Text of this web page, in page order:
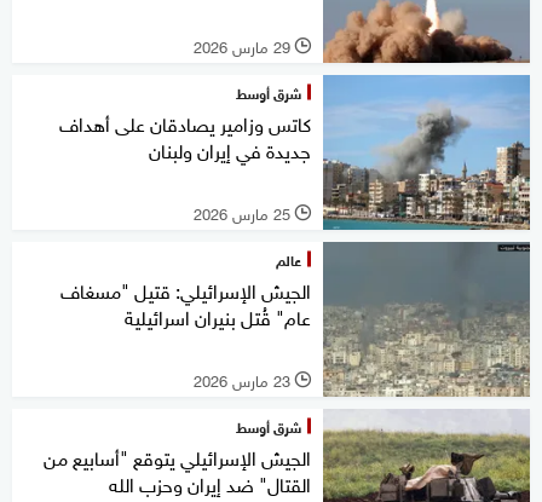
l 29 مارس 2026
شرق أوسط
كاتس وزامير يصادقان على أهداف
جديدة في إيران ولبنان
l 25 مارس 2026
عالم
الجيش الإسرائيلي: قتيل "مسغاف
عام" قُتل بنيران اسرائيلية
l 23 مارس 2026
شرق أوسط
الجيش الإسرائيلي يتوقع "أسابيع من
القتال" ضد إيران وحزب الله